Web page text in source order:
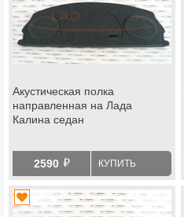
Акустическая полка
направленная на Лада
Калина седан
2590 й КУПИТЬ